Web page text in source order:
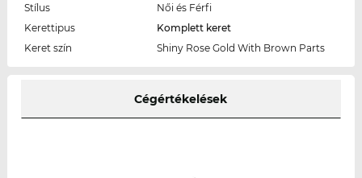
Stílus
Női és Férfi
Kerettipus
Komplett keret
Keret szín
Shiny Rose Gold With Brown Parts
Cégértékelések